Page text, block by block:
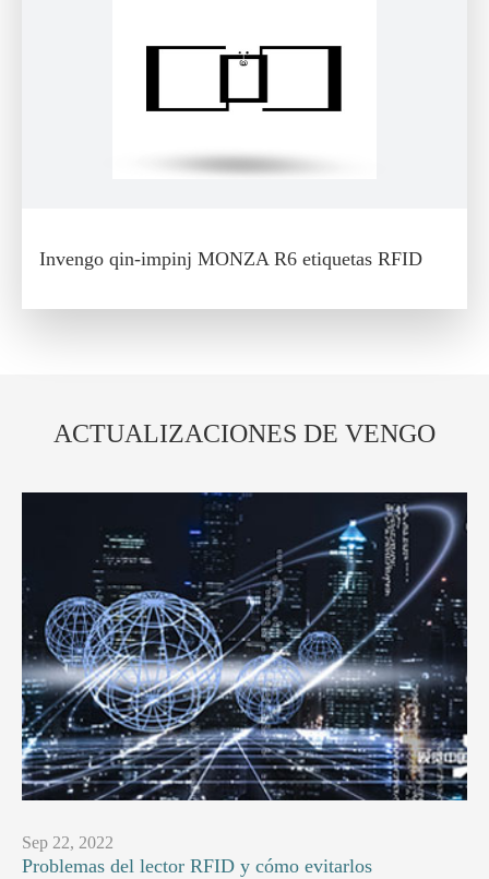
Invengo qin-impinj MONZA R6 etiquetas RFID
ACTUALIZACIONES DE VENGO
Sep 22, 2022
Problemas del lector RFID y cómo evitarlos